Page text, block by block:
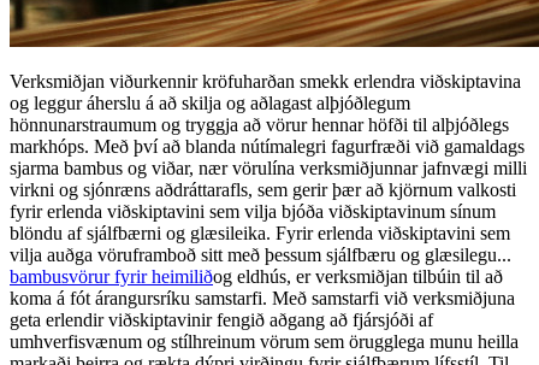
Verksmiðjan viðurkennir kröfuharðan smekk erlendra viðskiptavina
og leggur áherslu á að skilja og aðlagast alþjóðlegum
hönnunarstraumum og tryggja að vörur hennar höfði til alþjóðlegs
markhóps. Með því að blanda nútímalegri fagurfræði við gamaldags
sjarma bambus og viðar, nær vörulína verksmiðjunnar jafnvægi milli
virkni og sjónræns aðdráttarafls, sem gerir þær að kjörnum valkosti
fyrir erlenda viðskiptavini sem vilja bjóða viðskiptavinum sínum
blöndu af sjálfbærni og glæsileika. Fyrir erlenda viðskiptavini sem
vilja auðga vöruframboð sitt með þessum sjálfbæru og glæsilegu...
bambusvörur fyrir heimiliðog eldhús, er verksmiðjan tilbúin til að
koma á fót árangursríku samstarfi. Með samstarfi við verksmiðjuna
geta erlendir viðskiptavinir fengið aðgang að fjársjóði af
umhverfisvænum og stílhreinum vörum sem örugglega munu heilla